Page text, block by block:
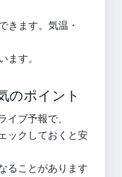
きます。気温・
ます。
のポイント
ブ予報で、
ックしておくと安
ることがあります